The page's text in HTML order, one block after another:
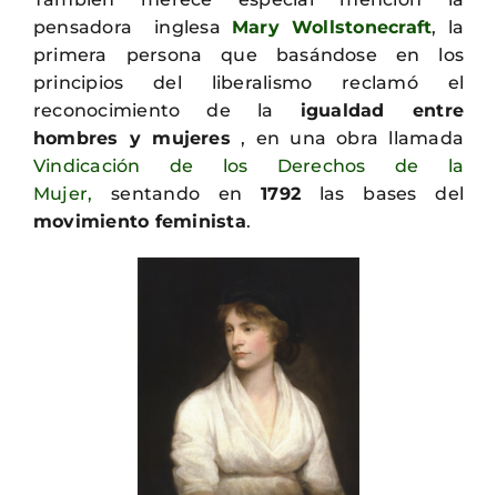
pensadora inglesa Mary Wollstonecraft, la
primera persona que basándose en los
principios del liberalismo reclamó el
reconocimiento de la igualdad entre
hombres y mujeres , en una obra llamada
Vindicación de los Derechos de la
Mujer, sentando en1792 las bases del
movimiento feminista.